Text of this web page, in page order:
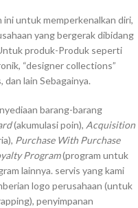
ini untuk memperkenalkan diri,
yang bergerak dibidang
produk-Produk seperti
“designer collections”
dan lain Sebagainya.
barang-barang
(akumulasi poin), Acquisition
Purchase With Purchase
Program(program untuk
lainnya. servis yang kami
logo perusahaan (untuk
penyimpanan